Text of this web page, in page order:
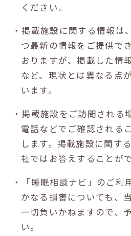
ください。
・掲載施設に関する情報は
つ最新の情報をご提供で
おりますが、掲載した情
など、現状とは異なる点
います。
・掲載施設をご訪問される
電話などでご確認される
します。掲載施設に関す
社ではお答えすることが
・「睡眠相談ナビ」のご利
かなる損害についても、
一切負いかねますので、
い。